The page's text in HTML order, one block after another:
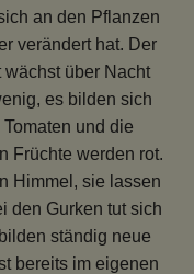
an den Pflanzen
verändert hat. Der
wächst über Nacht
es bilden sich
Tomaten und die
Früchte werden rot.
Himmel, sie lassen
den Gurken tut sich
ständig neue
bereits im eigenen